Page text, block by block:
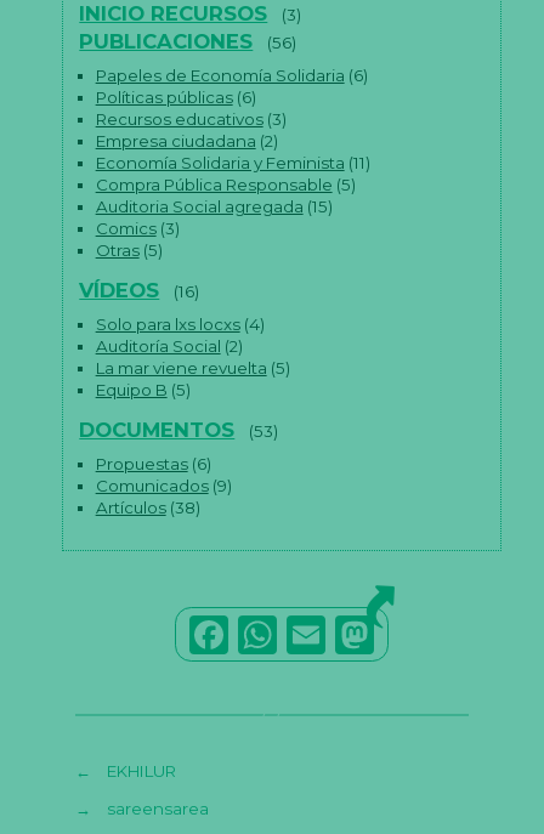
INICIO RECURSOS (3)
PUBLICACIONES
(56)
Papeles de Economía Solidaria (6)
Políticas públicas(6)
Recursos educativos(3)
Empresa ciudadana (2)
Economía Solidaria y Feminista (11)
Compra Pública Responsable (5)
Auditoria Social agregada (15)
Comics(3)
Otras(5)
VÍDEOS
(16)
Solo para lxs locxs(4)
Auditoría Social (2)
La mar viene revuelta (5)
Equipo B (5)
DOCUMENTOS
(53)
Propuestas(6)
Comunicados(9)
Artículos(38)
F
a
c
W
h
a
E
m
ai
M
a
st
←
EKHILUR
→
sareensarea